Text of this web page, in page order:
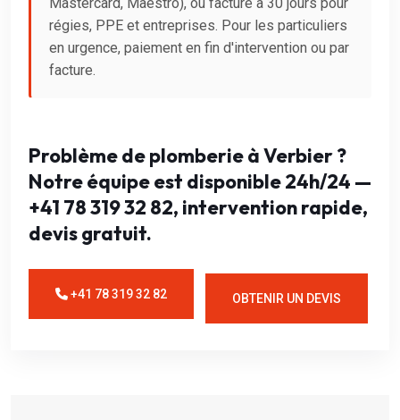
régies, PPE et entreprises. Pour les particuliers
en urgence, paiement en fin d'intervention ou par
facture.
Problème de plomberie à Verbier ?
Notre équipe est disponible 24h/24 —
+41 78 319 32 82, intervention rapide,
devis gratuit.
+41 78 319 32 82 OBTENIR UN DEVIS